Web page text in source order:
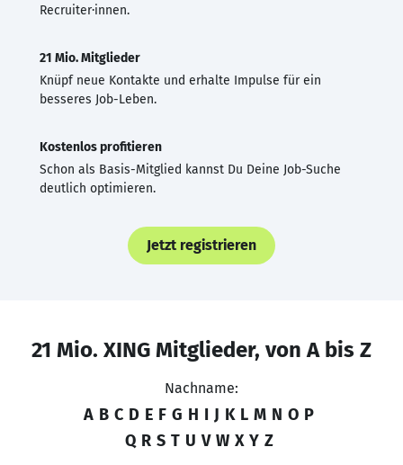
Recruiter·innen.
21 Mio. Mitglieder
Knüpf neue Kontakte und erhalte Impulse für ein
besseres Job-Leben.
Kostenlos profitieren
Schon als Basis-Mitglied kannst Du Deine Job-Suche
deutlich optimieren.
Jetzt registrieren
21 Mio. XING Mitglieder, von A bis Z
Nachname:
A B C D E F G H I J K L M N O P
Q R S T U V W X Y Z